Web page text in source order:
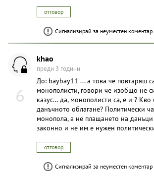
отговор
Сигнализирай за неуместен коментар
6
khao
преди 3 години
До: baybay11 ... а това че повтаряш
монополисти, говори че изобщо не
казус... да, монополисти са, е и ?
данъчното облагане? Политически
монопола, а не плащането на
законно и не им е нужен
отговор
Сигнализирай за неуместен коментар